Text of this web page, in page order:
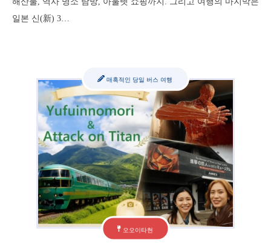
일본 신(新) 3…
오오이타현
매혹적인 당일 버스 여행